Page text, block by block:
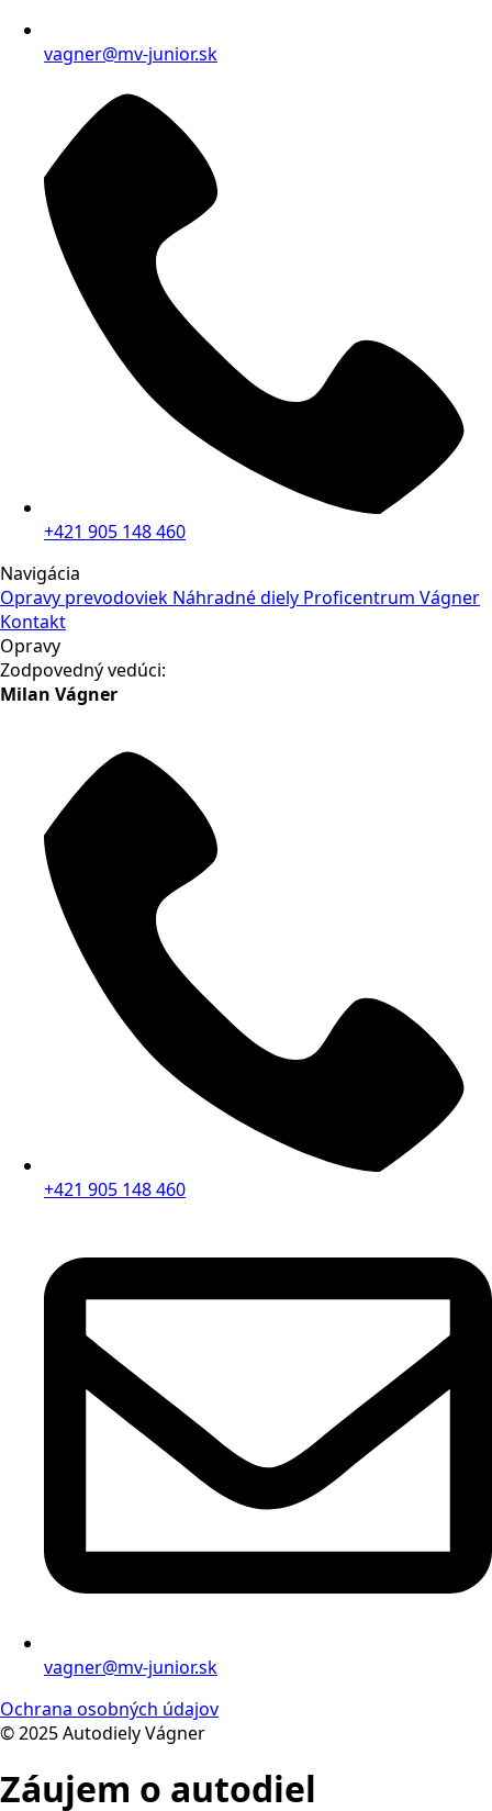
vagner@mv-junior.sk
+421 905 148 460
Navigácia
Opravy prevodoviek Náhradné diely Proficentrum Vágner
Kontakt
Opravy
Zodpovedný vedúci:
Milan Vágner
+421 905 148 460
vagner@mv-junior.sk
Ochrana osobných údajov
© 2025 Autodiely Vágner
Záujem o autodiel